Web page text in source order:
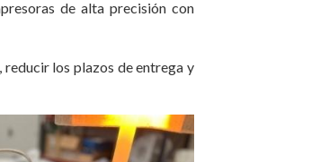
de alta precisión con
los plazos de entrega y